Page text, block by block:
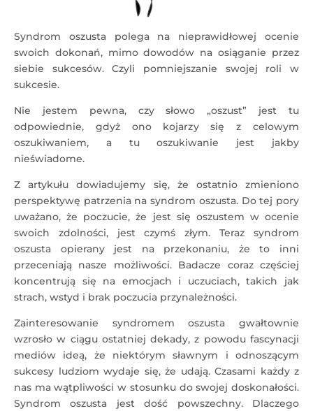
Syndrom oszusta polega na nieprawidłowej ocenie
swoich dokonań, mimo dowodów na osiąganie przez
siebie sukcesów. Czyli pomniejszanie swojej roli w
sukcesie.
Nie jestem pewna, czy słowo „oszust” jest tu
odpowiednie, gdyż ono kojarzy się z celowym
oszukiwaniem, a tu oszukiwanie jest jakby
nieświadome.
Z artykułu dowiadujemy się, że ostatnio zmieniono
perspektywę patrzenia na syndrom oszusta. Do tej pory
uważano, że poczucie, że jest się oszustem w ocenie
swoich zdolności, jest czymś złym. Teraz syndrom
oszusta opierany jest na przekonaniu, że to inni
przeceniają nasze możliwości. Badacze coraz częściej
koncentrują się na emocjach i uczuciach, takich jak
strach, wstyd i brak poczucia przynależności.
Zainteresowanie syndromem oszusta gwałtownie
wzrosło w ciągu ostatniej dekady, z powodu fascynacji
mediów ideą, że niektórym sławnym i odnoszącym
sukcesy ludziom wydaje się, że udają. Czasami każdy z
nas ma wątpliwości w stosunku do swojej doskonałości.
Syndrom oszusta jest dość powszechny. Dlaczego